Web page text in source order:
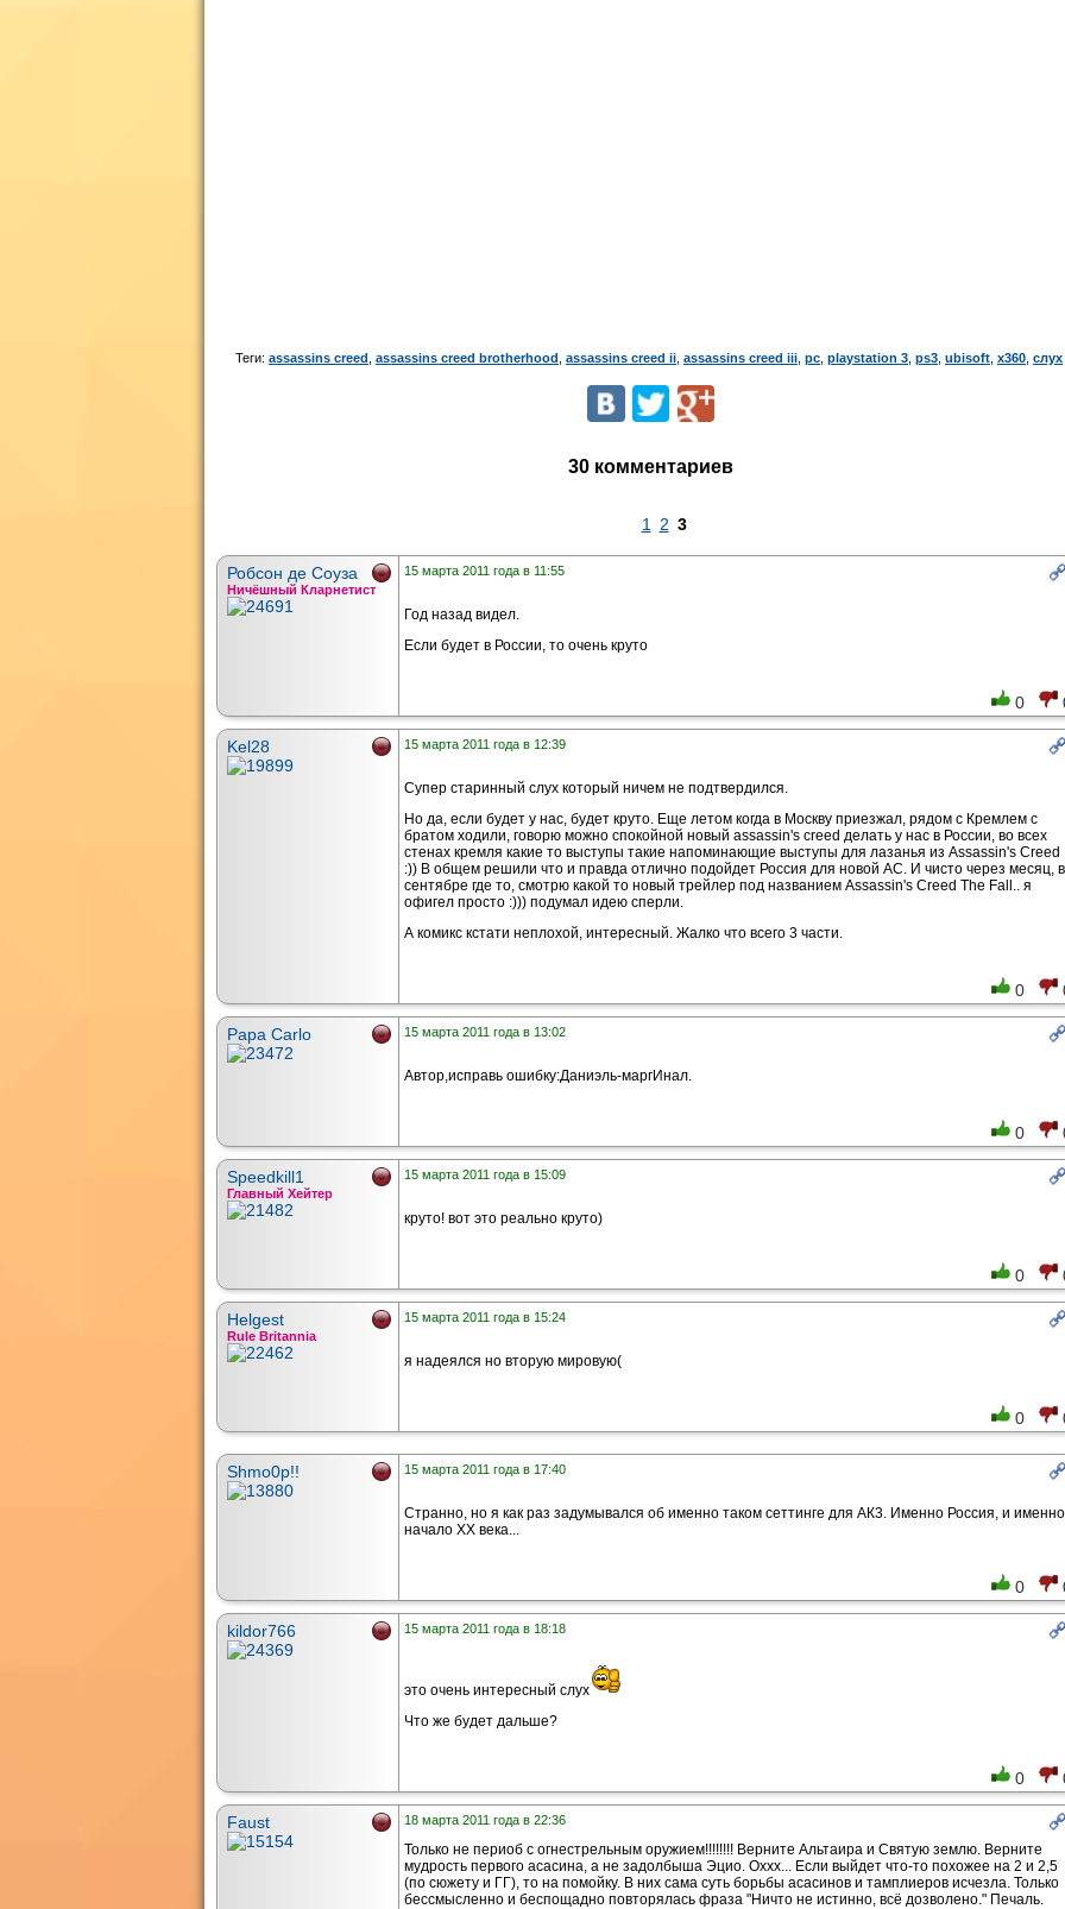
Теги: assassins creed assassins creed brotherhood assassins creed ii assassins creed iii pc playstation 3 ps3 ubisoft x360 слух
30 комментариев
1 2 3
Робсон де Соуза
Ничёшный Кларнетист
15 марта 2011 года в 11:55
Год назад видел.
Если будет в России, то очень круто
0
Kel28 15 марта 2011 года в 12:39
Супер старинный слух который ничем не подтвердился.
Но да, если будет у нас, будет круто. Еще летом когда в Москву приезжал, рядом с Кремлем с
братом ходили, говорю можно спокойной новый assassin's creed делать у нас в России, во всех
стенах кремля какие то выступы такие напоминающие выступы для лазанья из Assassin's Creed
:)) В общем решили что и правда отлично подойдет Россия для новой AC. И чисто через месяц, в
сентябре где то, смотрю какой то новый трейлер под названием Assassin's Creed The Fall.. я
офигел просто :))) подумал идею сперли.
А комикс кстати неплохой, интересный. Жалко что всего 3 части.
0
Papa Carlo 15 марта 2011 года в 13:02
Автор,исправь ошибку:Даниэль-маргИнал.
0
Speedkill1
Главный Хейтер
15 марта 2011 года в 15:09
круто! вот это реально круто)
0
Helgest
Rule Britannia
15 марта 2011 года в 15:24
я надеялся но вторую мировую(
0
Shmo0p!! 15 марта 2011 года в 17:40
Странно, но я как раз задумывался об именно таком сеттинге для АК3. Именно Россия, и именно
начало XX века...
0
kildor766 15 марта 2011 года в 18:18
это очень интересный слух
Что же будет дальше?
0
Faust 18 марта 2011 года в 22:36
Только не периоб с огнестрельным оружием!!!!!!!! Верните Альтаира и Святую землю. Верните
мудрость первого асасина, а не задолбыша Эцио. Оххх... Если выйдет что-то похожее на 2 и 2,5
(по сюжету и ГГ), то на помойку. В них сама суть борьбы асасинов и тамплиеров исчезла. Только
бессмысленно и беспощадно повторялась фраза "Ничто не истинно, всё дозволено." Печаль.